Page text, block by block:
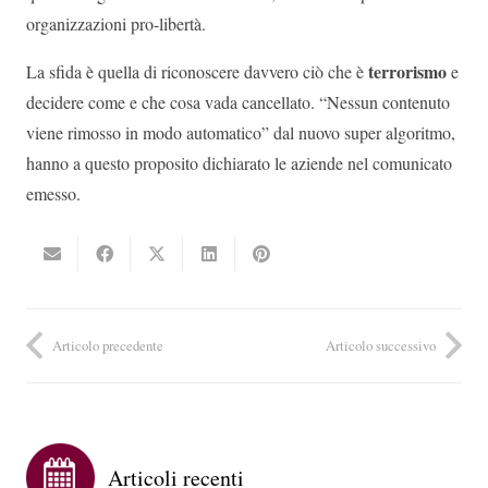
organizzazioni pro-libertà.
La sfida è quella di riconoscere davvero ciò che èterrorismoe
decidere come e che cosa vada cancellato. “Nessun contenuto
viene rimosso in modo automatico” dal nuovo super algoritmo,
hanno a questo proposito dichiarato le aziende nel comunicato
emesso.
Articolo precedente Articolo successivo
Articoli recenti